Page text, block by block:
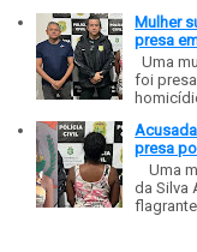
Mulher
presa
Uma
foi
presa
Uma
da Silva